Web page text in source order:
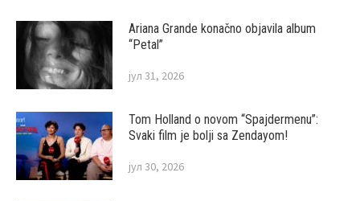
Ariana Grande konačno objavila album
“Petal”
јул 31, 2026
Tom Holland o novom “Spajdermenu”:
Svaki film je bolji sa Zendayom!
јул 30, 2026